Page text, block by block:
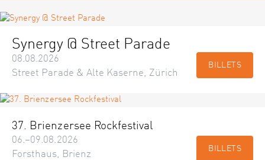
Synergy @ Street Parade
08.08.2026
Street Parade & Alte Kaserne, Zürich
BILLETS
37. Brienzersee Rockfestival
06.–09.08.2026
Forsthaus, Brienz
BILLETS